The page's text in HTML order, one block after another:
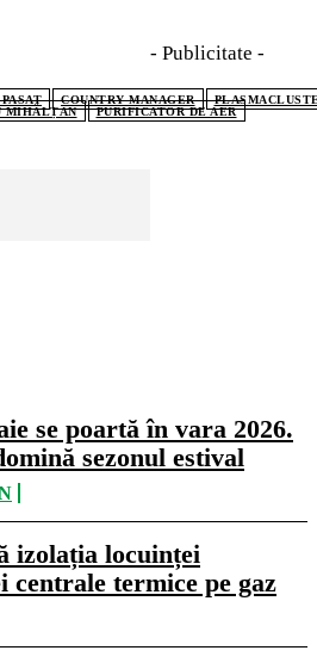
se poartă în vara 2026.
sezonul estival
izolația locuinței
centrale termice pe gaz
- Publicitate -
COUNTRY MANAGER
MIHĂLȚAN
PURIFICATOR DE AER